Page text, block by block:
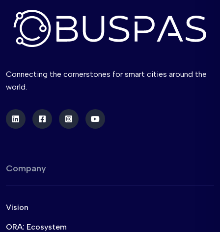
Connecting the cornerstones for smart cities around the
world.
Company
Vision
ORA: Ecosystem